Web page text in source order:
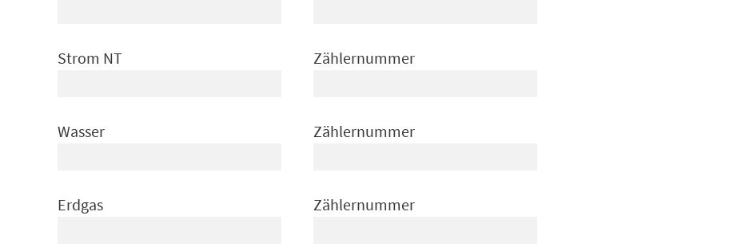
Strom NT Zählernummer
Wasser Zählernummer
Erdgas Zählernummer